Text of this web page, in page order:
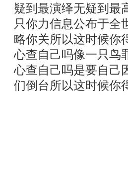
疑到最演绎无疑到最
只你力信息公布于全
略你关所以这时候你
心查自己吗像一只鸟
心查自己吗是要自己
们倒台所以这时候你